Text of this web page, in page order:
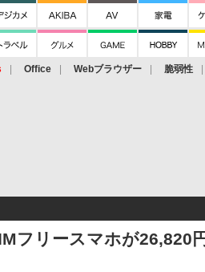
Office Webブラウザー 脆弱性
フリースマホが26,820